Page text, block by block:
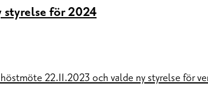
styrelse för 2024
22.11.2023 och valde ny styrelse för